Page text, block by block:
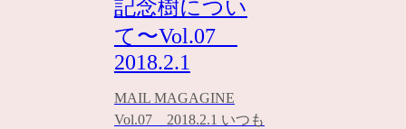
記念樹につい
て〜Vol.07
2018.2.1
MAIL MAGAGINE
Vol.07 2018.2.1 いつも